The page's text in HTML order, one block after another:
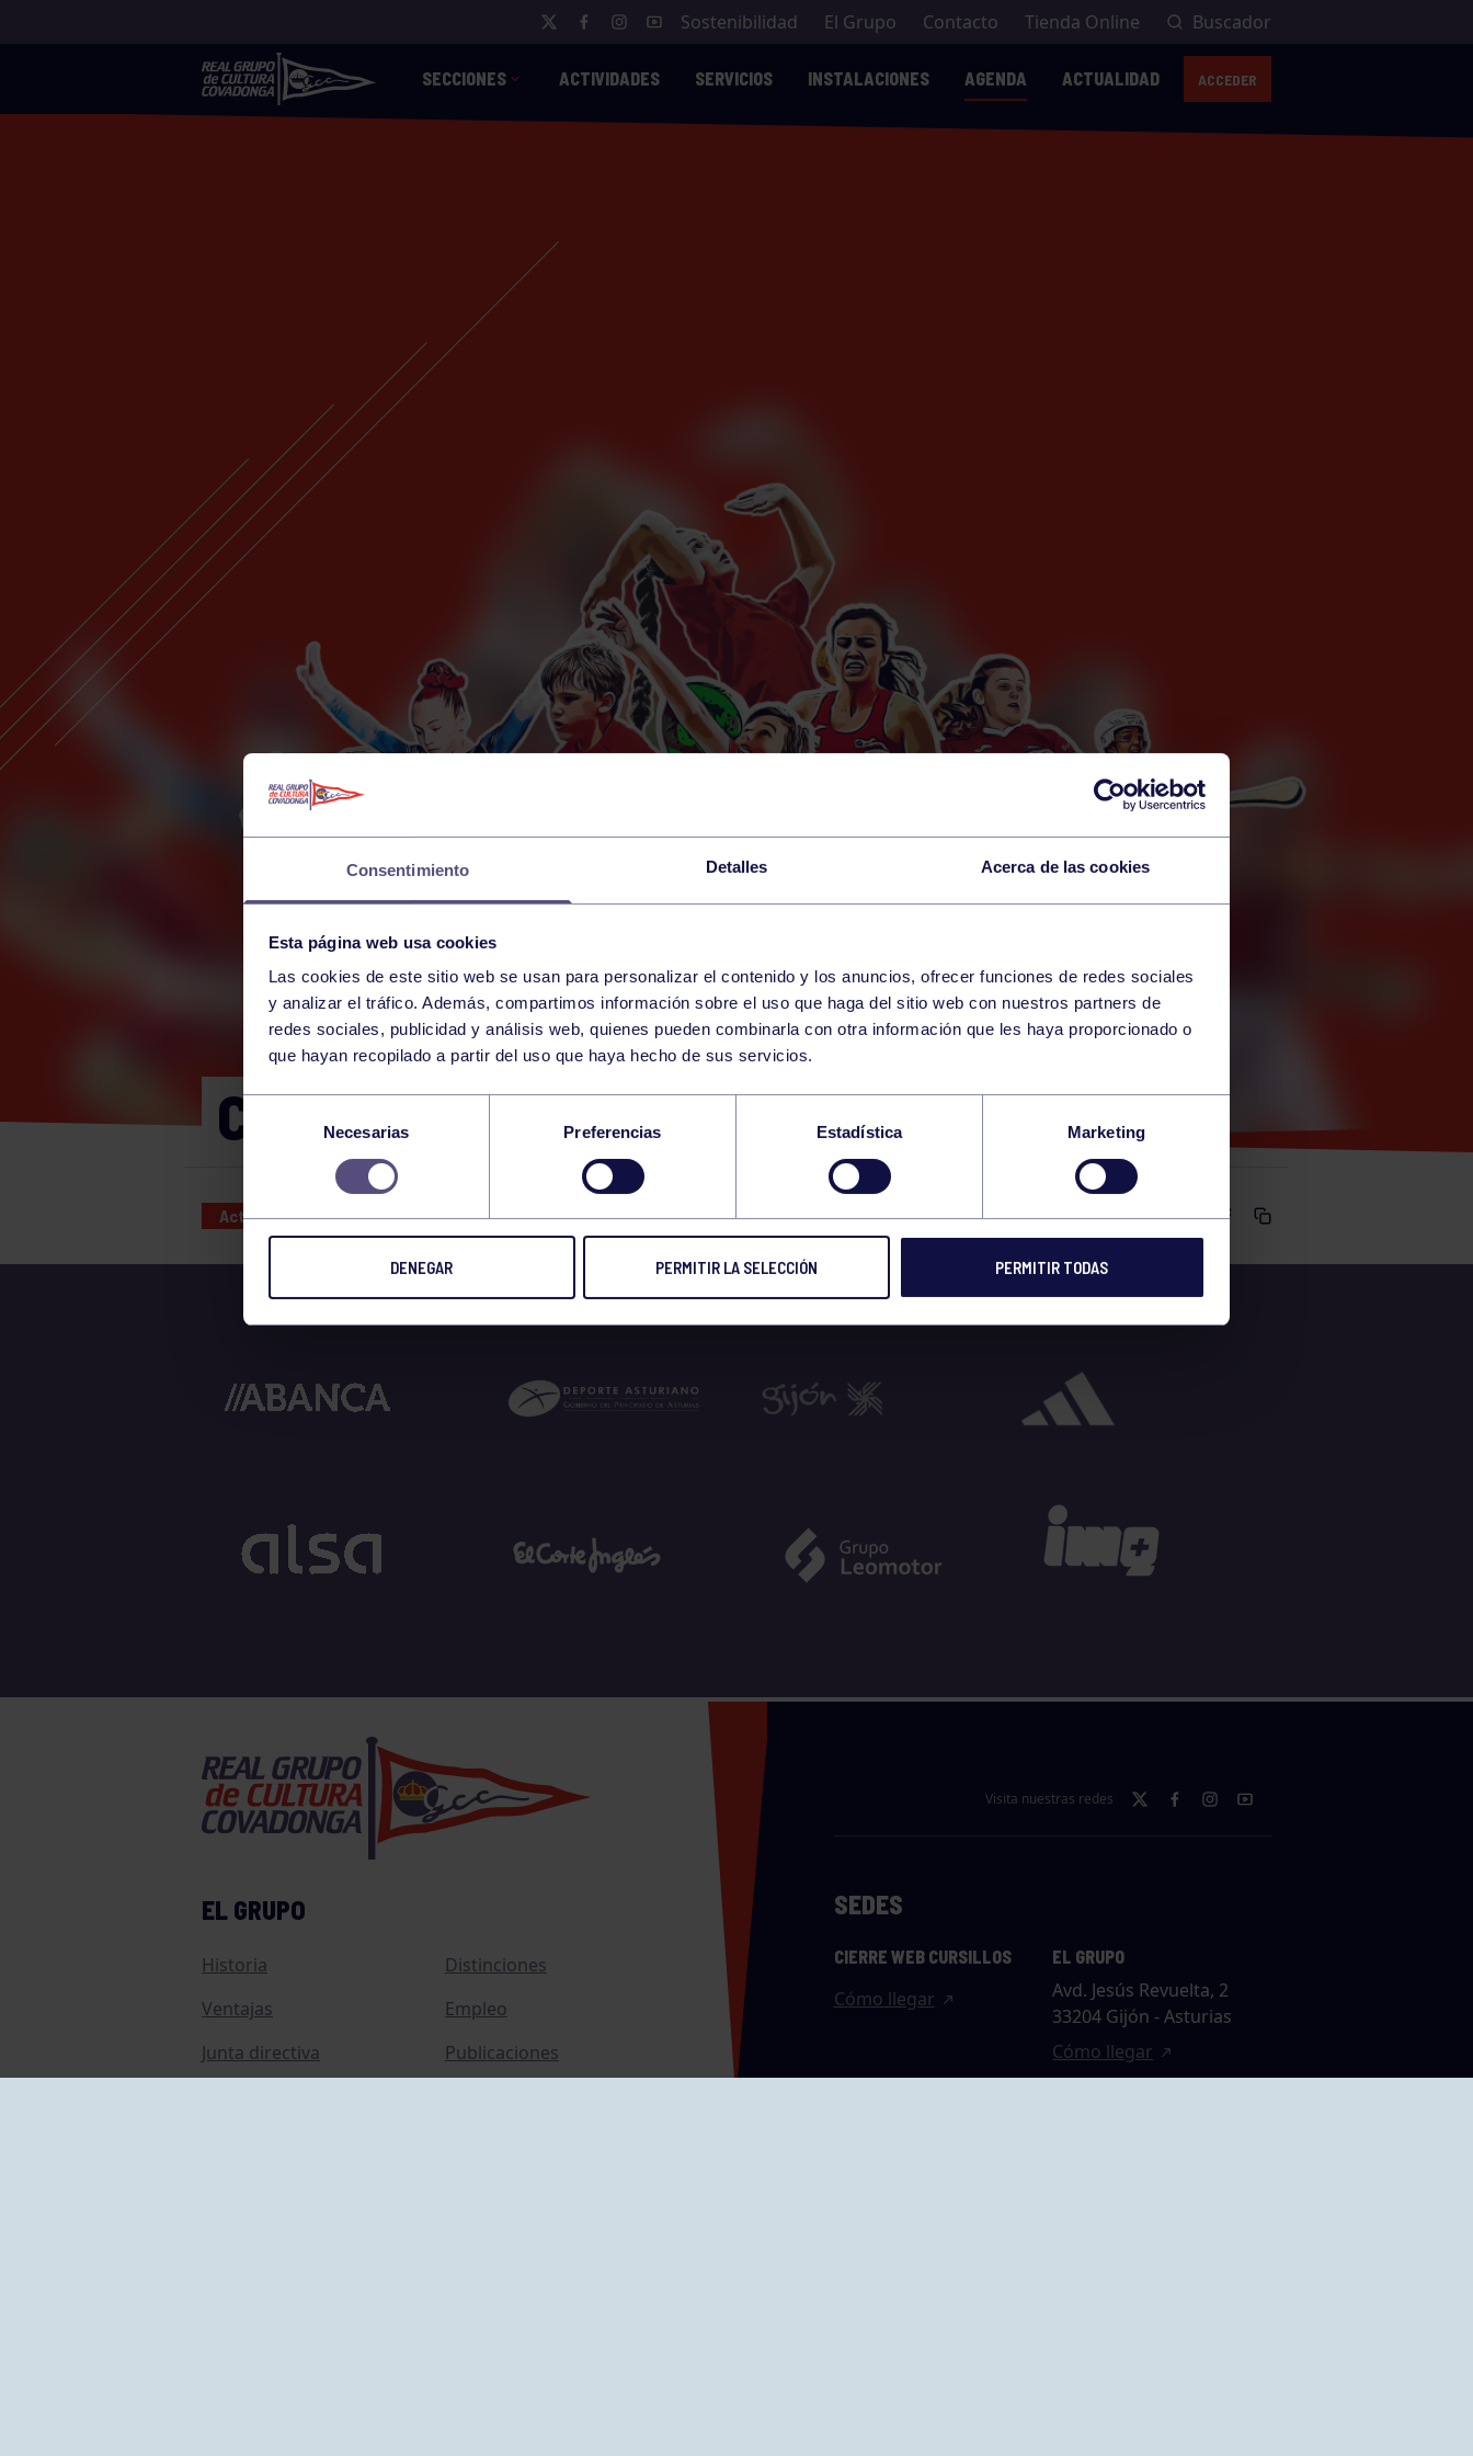
Consentimiento Detalles Acerca de las cookies
Esta página web usa cookies
Las cookies de este sitio web se usan para personalizar el contenido y los anuncios, ofrecer funciones de redes sociales
y analizar el tráfico. Además, compartimos información sobre el uso que haga del sitio web con nuestros partners de
redes sociales, publicidad y análisis web, quienes pueden combinarla con otra información que les haya proporcionado o
que hayan recopilado a partir del uso que haya hecho de sus servicios.
Selección
consentimiento
Necesarias Preferencias Estadística Marketing
DENEGAR PERMITIR LA SELECCIÓN PERMITIR TODAS
Sostenibilidad El Grupo Contacto Tienda Online Buscador
SECCIONES ACTIVIDADES SERVICIOS INSTALACIONES AGENDA ACTUALIDAD ACCEDER
20 WEDNESDAY
MAY
CORE 11:30-12:00 GIMNASIO
Actividades deportivas 20 MAY 2026 Comparte
EL GRUPO
Historia
Distinciones
Ventajas
Empleo
Junta directiva
Publicaciones
Visita nuestras redes
SEDES
CIERRE WEB CURSILLOS
Cómo llegar
EL GRUPO
Avd. Jesús Revuelta, 2
33204 Gijón - Asturias
Cómo llegar